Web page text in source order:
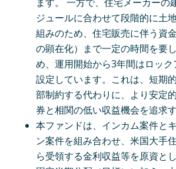
ジュールに合わせて段階的に土
組みのため、住宅販売に伴う資
の顕在化）まで一定の時間を要
め、運用開始から3年間はロッ
設定しています。これは、短期
部制約する代わりに、より安定
券と相関の低い収益機会を追求
本ファンドは、インカム案件と
ン案件を組み合わせ、米国大手
ら受領する金利収益等を原資と